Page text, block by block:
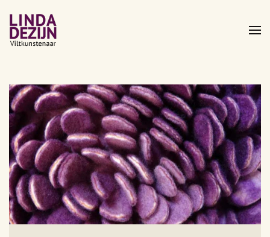
Overslaan
en
inhoud
gaan